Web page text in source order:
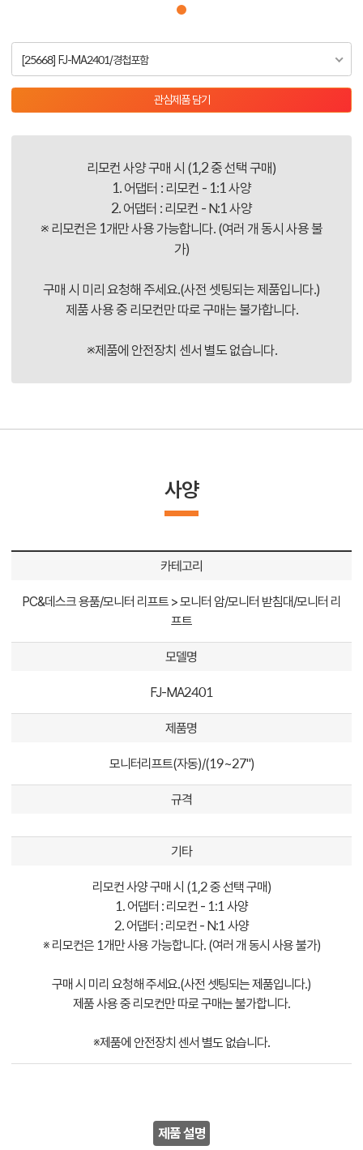
[25668] FJ-MA2401/경첩포함
관심제품 담기
리모컨 사양 구매 시 (1,2 중 선택 구매)
1. 어댑터 : 리모컨 - 1:1 사양
2. 어댑터 : 리모컨 - N:1 사양
※ 리모컨은 1개만 사용 가능합니다. (여러 개 동시 사용 불
가)
구매 시 미리 요청해 주세요.(사전 셋팅되는 제품입니다.)
제품 사용 중 리모컨만 따로 구매는 불가합니다.
※제품에 안전장치 센서 별도 없습니다.
사양
카테고리
PC&데스크 용품/모니터 리프트 > 모니터 암/모니터 받침대/모니터 리
프트
모델명
FJ-MA2401
제품명
모니터리프트(자동)/(19~27")
규격
기타
리모컨 사양 구매 시 (1,2 중 선택 구매)
1. 어댑터 : 리모컨 - 1:1 사양
2. 어댑터 : 리모컨 - N:1 사양
※ 리모컨은 1개만 사용 가능합니다. (여러 개 동시 사용 불가)
구매 시 미리 요청해 주세요.(사전 셋팅되는 제품입니다.)
제품 사용 중 리모컨만 따로 구매는 불가합니다.
※제품에 안전장치 센서 별도 없습니다.
제품 설명